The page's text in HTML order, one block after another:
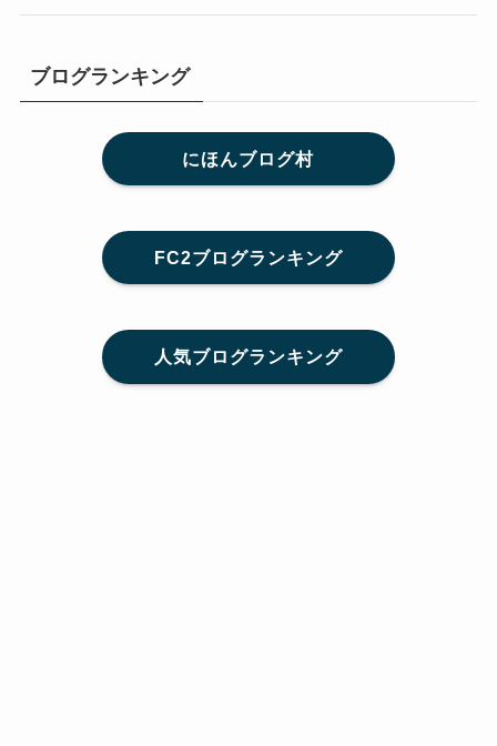
ブログランキング
にほんブログ村
FC2ブログランキング
人気ブログランキング